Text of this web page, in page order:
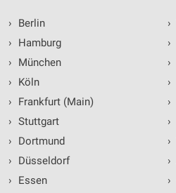
›
Berlin
›
Hamburg
›
München
›
Köln
›
Frankfurt (Main)
› Stuttgart
›
Dortmund
›
Düsseldorf
›
Essen
›
›
›
›
›
›
›
›
›